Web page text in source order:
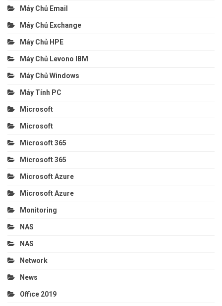
Máy Chủ Email
Máy Chủ Exchange
Máy Chủ HPE
Máy Chủ Levono IBM
Máy Chủ Windows
Máy Tính PC
Microsoft
Microsoft
Microsoft 365
Microsoft 365
Microsoft Azure
Microsoft Azure
Monitoring
NAS
NAS
Network
News
Office 2019